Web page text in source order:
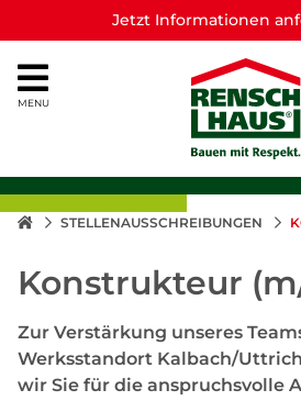
Jetzt Informationen
MENU
STELLENAUSSCHREIBUNGEN
Konstrukteur
Zur Verstärkung unseres
Werksstandort Kalbach/
wir Sie für die anspruchsvolle